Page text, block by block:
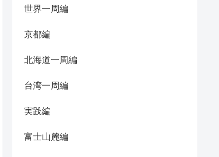
世界一周編
京都編
北海道一周編
台湾一周編
実践編
富士山麓編